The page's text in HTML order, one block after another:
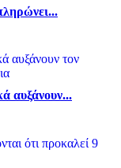
αυξάνουν...